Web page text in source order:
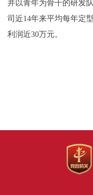
并以青年为骨干的研发
司近14年来平均每年定
利润近30万元。